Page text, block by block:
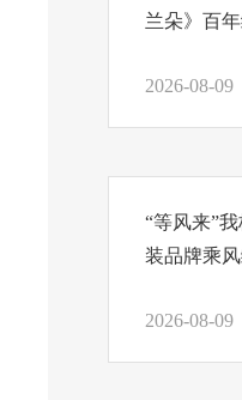
兰朵》百
上！
2026-08-09
“等风来”
装品牌乘
2026-08-09